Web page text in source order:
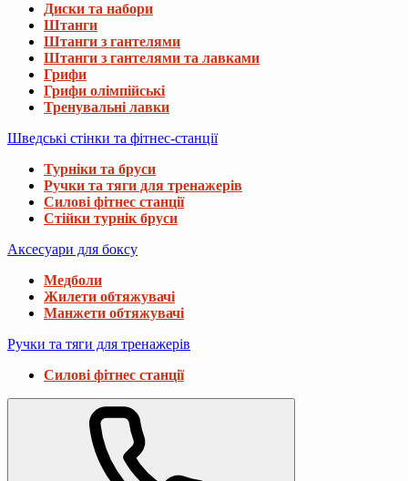
Диски та набори
Штанги
Штанги з гантелями
Штанги з гантелями та лавками
Грифи
Грифи олімпійські
Тренувальні лавки
Шведські стінки та фітнес-станції
Турніки та бруси
Ручки та тяги для тренажерів
Силові фітнес станції
Стійки турнік бруси
Аксесуари для боксу
Медболи
Жилети обтяжувачі
Манжети обтяжувачі
Ручки та тяги для тренажерів
Силові фітнес станції